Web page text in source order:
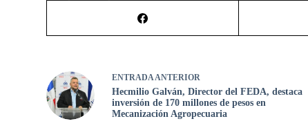
ENTRADAANTERIOR
Hecmilio Galván, Director del FEDA, destaca
inversión de 170 millones de pesos en
Mecanización Agropecuaria